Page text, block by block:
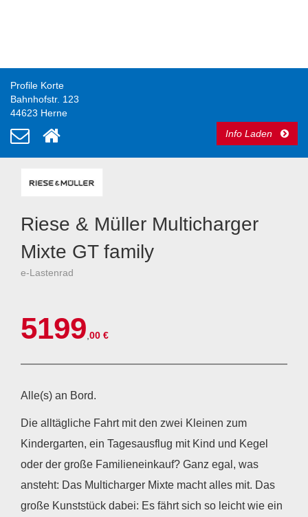
Profile Korte
Bahnhofstr. 123
44623 Herne
Info Laden
Riese & Müller Multicharger
Mixte GT family
e-Lastenrad
5199 00 €
Alle(s) an Bord.
Die alltägliche Fahrt mit den zwei Kleinen zum
Kindergarten, ein Tagesausflug mit Kind und Kegel
oder der große Familieneinkauf? Ganz egal, was
ansteht: Das Multicharger Mixte macht alles mit. Das
große Kunststück dabei: Es fährt sich so leicht wie ein